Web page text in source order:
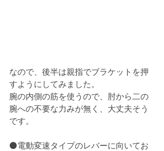
なので、後半は親指でブラケットを押
すようにしてみました。
腕の内側の筋を使うので、肘から二の
腕への不要な力みが無く、大丈夫そう
です。
⚫️電動変速タイプのレバーに向いてお